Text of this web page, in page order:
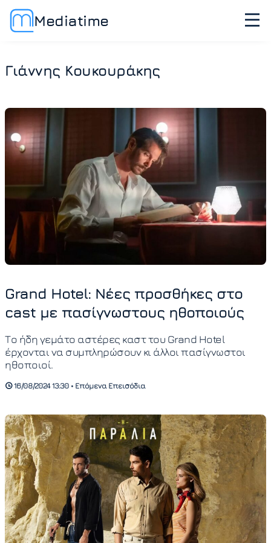
Mediatime
Γιάννης Κουκουράκης
Grand Hotel: Νέες προσθήκες στο
cast με πασίγνωστους ηθοποιούς
Το ήδη γεμάτο αστέρες καστ του Grand Hotel
έρχονται να συμπληρώσουν κι άλλοι πασίγνωστοι
ηθοποιοί.
16/08/2024 13:30 • Επόμενα Επεισόδια